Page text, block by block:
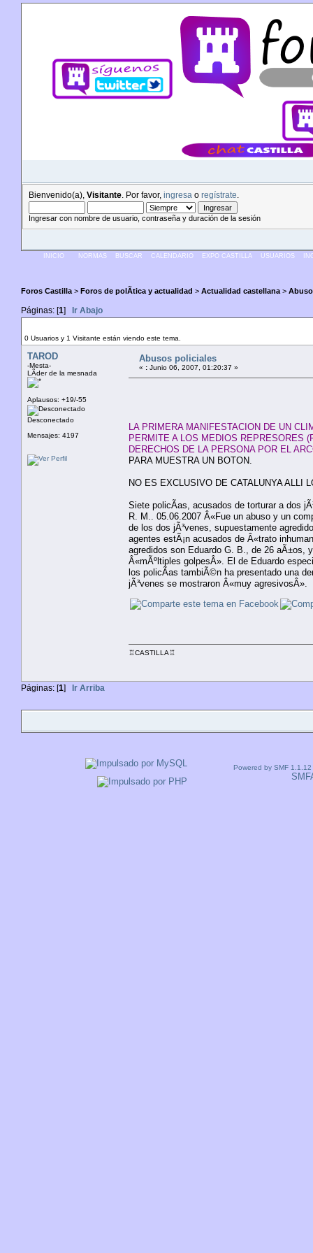
Bienvenido(a), Visitante . Por favor, ingresa o regístrate
Ingresar con nombre de usuario, contraseña y duración de la sesión
INICIO NORMAS BUSCAR CALENDARIO EXPO CASTILLA USUARIOS
Foros Castilla > Foros de polÃ­tica y actualidad > Actualidad castellana >
Páginas: [1] Ir Abajo
0 Usuarios y 1 Visitante están viendo este tema.
TAROD
-Mesta-
LÃ­der de la mesnada
Aplausos: +19/-55
Desconectado
Mensajes: 4197
Abusos policiales
« : Junio 06, 2007, 01:20:37 »
LA PRIMERA MANIFESTACION DE UN
PERMITE A LOS MEDIOS REPRESORES
DERECHOS DE LA PERSONA POR EL
PARA MUESTRA UN BOTON.
NO ES EXCLUSIVO DE CATALUNYA ALLI
Siete policÃ­as, acusados de torturar a dos
R. M.. 05.06.2007 Â«Fue un abuso y un
de los dos jÃ³venes, supuestamente
agentes estÃ¡n acusados de Â«trato
agredidos son Eduardo G. B., de 26 aÃ±os,
Â«mÃºltiples golpesÂ». El de Eduardo
los policÃ­as tambiÃ©n ha presentado una
jÃ³venes se mostraron Â«muy agresivosÂ».
♖CASTILLA♖
Páginas: [1] Ir Arriba
Powered by SMF 1.1.12